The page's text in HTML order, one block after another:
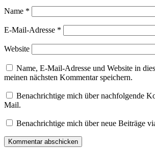
Name *
E-Mail-Adresse *
Website
Name, E-Mail-Adresse und Website in
meinen nächsten Kommentar speichern.
Benachrichtige mich über nachfolgende
Mail.
Benachrichtige mich über neue Beiträge